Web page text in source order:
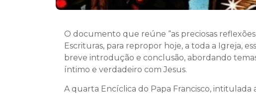
O documento que reúne “as preciosas
Escrituras, para repropor hoje, a toda a Igreja,
breve introdução e conclusão, abordando
íntimo e verdadeiro com Jesus.
A quarta Encíclica do Papa Francisco, intitulada